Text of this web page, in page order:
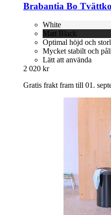
Brabantia Bo
White
Matt Black
Optimal höjd och
Mycket stabilt och
Lätt att använda
2 020 kr
Gratis frakt fram till 01.